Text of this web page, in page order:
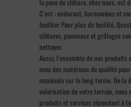
la pose de clôture, chez nous, est
C’est : endurant, harmonieux et
faciliter Pour plus de facilité,
clôtures, panneaux et grillages
nettoyer.
Aussi, l’ensemble de nos produits
avec des matériaux de qualité
maximale sur le long terme. De la
valorisation de votre terrain, nous
produits et services répondant à